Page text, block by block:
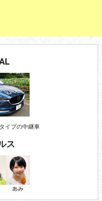
イプの中継車
ス